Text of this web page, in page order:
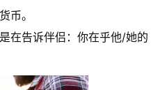
币。
在告诉伴侣：你在乎他/她的